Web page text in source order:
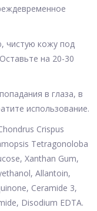
чистую кожу под
на 20-30
в глаза, в
использование.
Crispus
Tetragonoloba
Xanthan Gum,
Allantoin,
Ceramide 3,
Disodium EDTA.